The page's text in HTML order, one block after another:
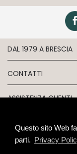
Questo sito Web
parti. Privacy
DAL 1979 A BRESCIA
CONTATTI
ASSISTENZA CLIENTI